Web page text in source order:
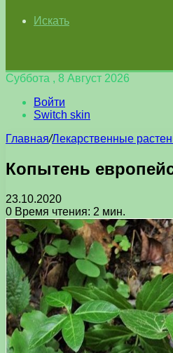
Искать
Суббота , 8 Август 2026
Войти
Switch skin
Главная/Лекарственные
Копытень
23.10.2020
0 Время чтения: 2 мин.